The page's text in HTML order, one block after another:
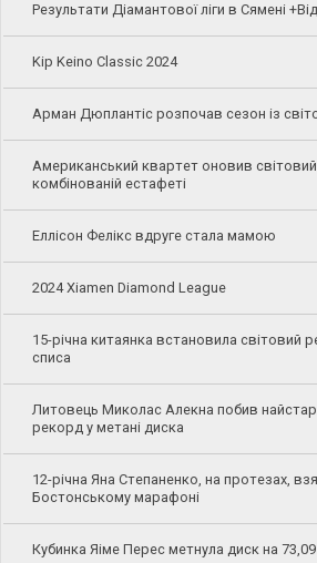
Результати Діамантової ліги в Сямені
Kip Keino Classic 2024
Арман Дюплантіс розпочав сезон із
Американський квартет оновив
комбінованій естафеті
Еллісон Фелікс вдруге стала мамою
2024 Xiamen Diamond League
15-річна китаянка встановила світовий
списа
Литовець Миколас Алекна побив
рекорд у метані диска
12-річна Яна Степаненко, на протезах,
Бостонському марафоні
Кубинка Яіме Перес метнула диск на